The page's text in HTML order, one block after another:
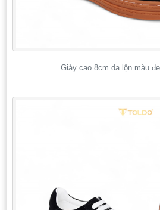
Giày cao 8cm da lộn màu